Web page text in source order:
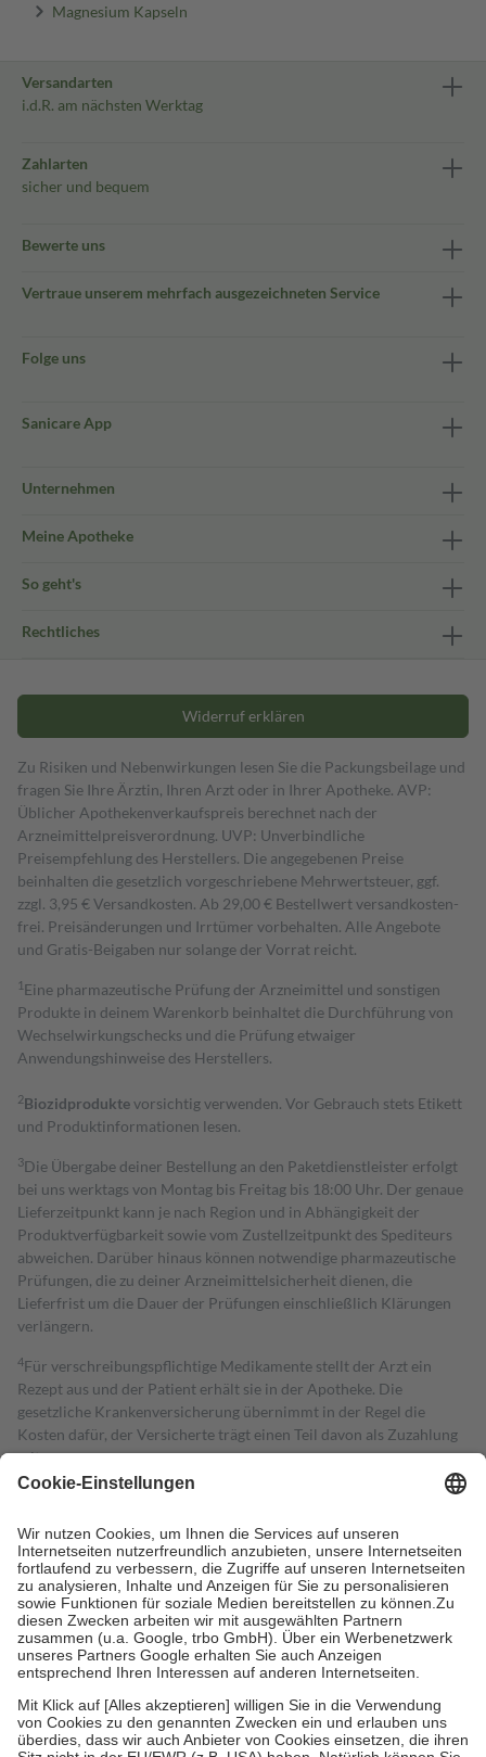
Magnesium Kapseln
Versandarten
i.d.R. am nächsten Werktag
Zahlarten
sicher und bequem
Bewerte uns
Vertraue unserem mehrfach ausgezeichneten Service
Folge uns
Sanicare App
Unternehmen
Meine Apotheke
So geht's
Rechtliches
Widerruf erklären
Zu Risiken und Nebenwirkungen lesen Sie die Packungsbeilage und
fragen Sie Ihre Ärztin, Ihren Arzt oder in Ihrer Apotheke. AVP:
Üblicher Apothekenverkaufspreis berechnet nach der
Arzneimittelpreisverordnung. UVP: Unverbindliche
Preisempfehlung des Herstellers. Die angegebenen Preise
beinhalten die gesetzlich vorgeschriebene Mehrwertsteuer, ggf.
zzgl. 3,95 € Versandkosten. Ab 29,00 € Bestell­wert versand­kosten­
frei. Preisänderungen und Irrtümer vorbehalten. Alle Angebote
und Gratis-Beigaben nur solange der Vorrat reicht.
1 Eine pharmazeutische Prüfung der Arzneimittel und sonstigen
Produkte in deinem Warenkorb beinhaltet die Durchführung von
Wechselwirkungschecks und die Prüfung etwaiger
Anwendungshinweise des Herstellers.
2Biozidproduktevorsichtig verwenden. Vor Gebrauch stets Etikett
und Produktinformationen lesen.
3Die Übergabe deiner Bestellung an den Paketdienstleister erfolgt
bei uns werktags von Montag bis Freitag bis 18:00 Uhr. Der genaue
Lieferzeitpunkt kann je nach Region und in Abhängigkeit der
Produktverfügbarkeit sowie vom Zustellzeitpunkt des Spediteurs
abweichen. Darüber hinaus können notwendige pharmazeutische
Prüfungen, die zu deiner Arzneimittelsicherheit dienen, die
Lieferfrist um die Dauer der Prüfungen einschließlich Klärungen
verlängern.
4Für verschreibungspflichtige Medikamente stellt der Arzt ein
Rezept aus und der Patient erhält sie in der Apotheke. Die
gesetzliche Krankenversicherung übernimmt in der Regel die
Kosten dafür, der Versicherte trägt einen Teil davon als Zuzahlung
mit.
Grundsätzlich leisten Mitglieder Zuzahlungen in Höhe von zehn
höchstens zehn Euro.
Es sind jedoch nie mehr als die tatsächlichen
Kosten der Leistung zu entrichten.
Diese Regeln gelten grundsätzlich auch für Online-Apotheken.
Bei Heilmitteln und häuslicher Krankenpflege beträgt die
Zuzahlung zehn Prozent der Kosten sowie zehn Euro je
Verordnung.
Um das Engagement der Versicherten für ihre eigene Gesundheit zu
stärken und die besondere Stellung der Familie zu unterstützen,
fallenkeine Zuzahlungenan bei:
• Kindern und Jugendlichen bis zum vollendeten 18. Lebensjahr
mit Ausnahme der Fahrkosten